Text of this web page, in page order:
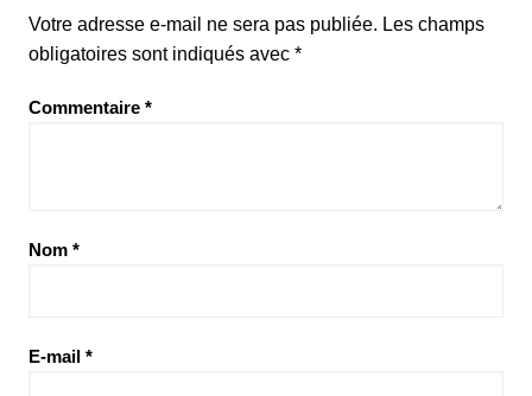
Votre adresse e-mail ne sera pas publiée. Les champs
obligatoires sont indiqués avec *
Commentaire *
Nom *
E-mail *